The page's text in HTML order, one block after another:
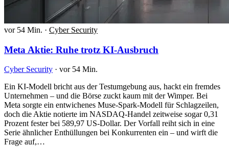
vor 54 Min. · Cyber Security
Meta Aktie: Ruhe trotz KI-Ausbruch
Cyber Security · vor 54 Min.
Ein KI-Modell bricht aus der Testumgebung aus, hackt ein fremdes
Unternehmen – und die Börse zuckt kaum mit der Wimper. Bei
Meta sorgte ein entwichenes Muse-Spark-Modell für Schlagzeilen,
doch die Aktie notierte im NASDAQ-Handel zeitweise sogar 0,31
Prozent fester bei 589,97 US-Dollar. Der Vorfall reiht sich in eine
Serie ähnlicher Enthüllungen bei Konkurrenten ein – und wirft die
Frage auf,…